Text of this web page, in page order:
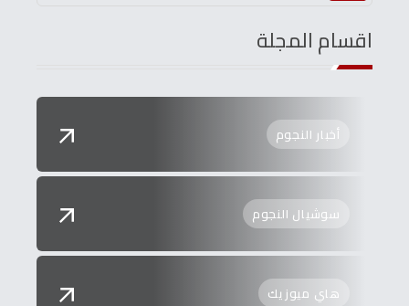
اقسام المجلة
أخبار النجوم
سوشيال النجوم
هاي ميوزيك